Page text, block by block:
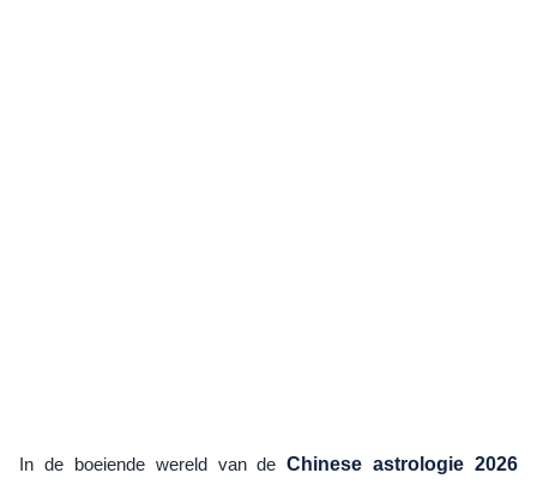
In de boeiende wereld van deChinese astrologie 2026